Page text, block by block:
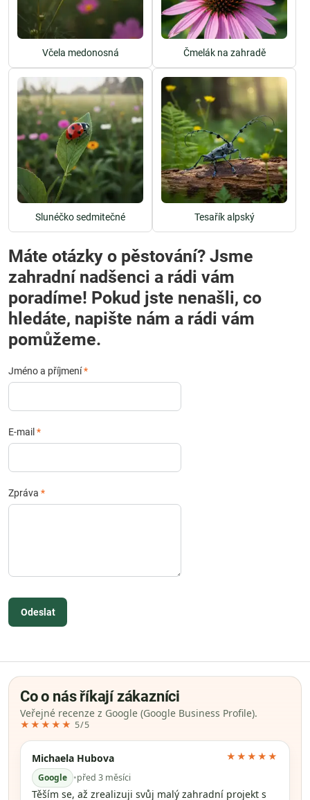
Včela medonosná Čmelák na zahradě
Slunéčko sedmitečné Tesařík alpský
Máte otázky o pěstování? Jsme
zahradní nadšenci a rádi vám
poradíme! Pokud jste nenašli, co
hledáte, napište nám a rádi vám
pomůžeme.
Jméno a příjmení*
E-mail *
Zpráva *
Odeslat
Co o nás říkají zákazníci
Veřejné recenze z Google (Google Business Profile).
★★★★★ 5/5
Michaela Hubova
Google •před 3 měsíci
★★★★★
Těším se, až zrealizuji svůj malý zahradní projekt s